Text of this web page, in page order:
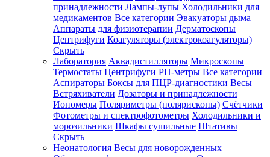
принадлежности Лампы-лупы Холодильники для
медикаментов Все категории Эвакуаторы дыма
Аппараты для физиотерапии Дерматоскопы
Центрифуги Коагуляторы (электрокоагуляторы)
Скрыть
Лаборатория Аквадистилляторы Микроскопы
Термостаты Центрифуги PH-метры Все категории
Аспираторы Боксы для ПЦР-диагностики Весы
Встряхиватели Дозаторы и принадлежности
Иономеры Поляриметры (полярископы) Счётчики
Фотометры и спектрофотометры Холодильники и
морозильники Шкафы сушильные Штативы
Скрыть
Неонатология Весы для новорожденных